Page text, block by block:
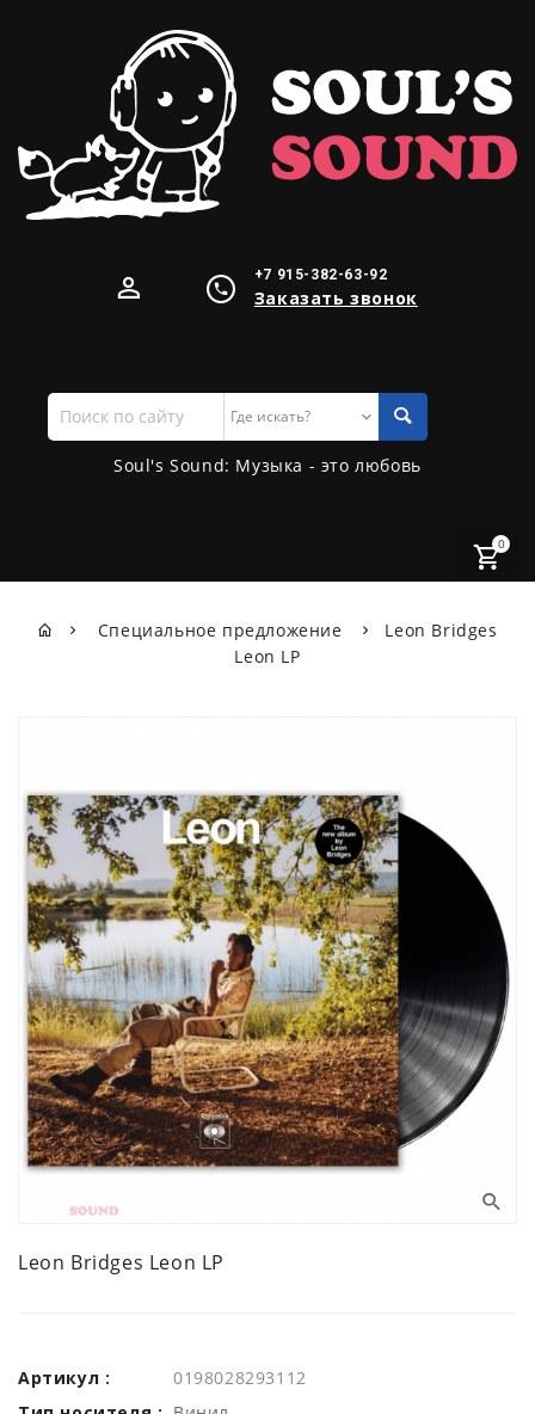
+7 915-382-63-92
Заказать звонок
Поиск
по
сайту
Soul's Sound: Музыка - это любовь
0
Специальное предложение
Leon Bridges
Leon LP
Leon Bridges Leon LP
Артикул :
0198028293112